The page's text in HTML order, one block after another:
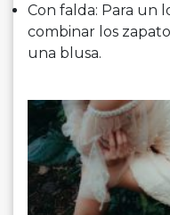
Con falda: Para un
combinar los
una blusa.